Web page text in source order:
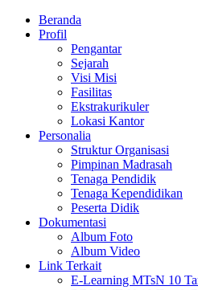
Beranda
Profil
Pengantar
Sejarah
Visi Misi
Fasilitas
Ekstrakurikuler
Lokasi Kantor
Personalia
Struktur Organisasi
Pimpinan Madrasah
Tenaga Pendidik
Tenaga Kependidikan
Peserta Didik
Dokumentasi
Album Foto
Album Video
Link Terkait
E-Learning MTsN 10